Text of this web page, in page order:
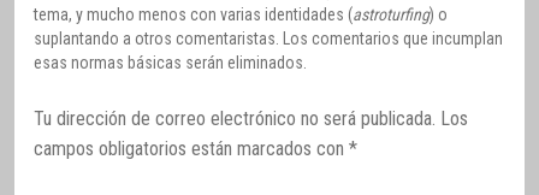
tema, y mucho menos con varias identidades (astroturfing) o
suplantando a otros comentaristas. Los comentarios que incumplan
esas normas básicas serán eliminados.
Tu dirección de correo electrónico no será publicada. Los
campos obligatorios están marcados con *